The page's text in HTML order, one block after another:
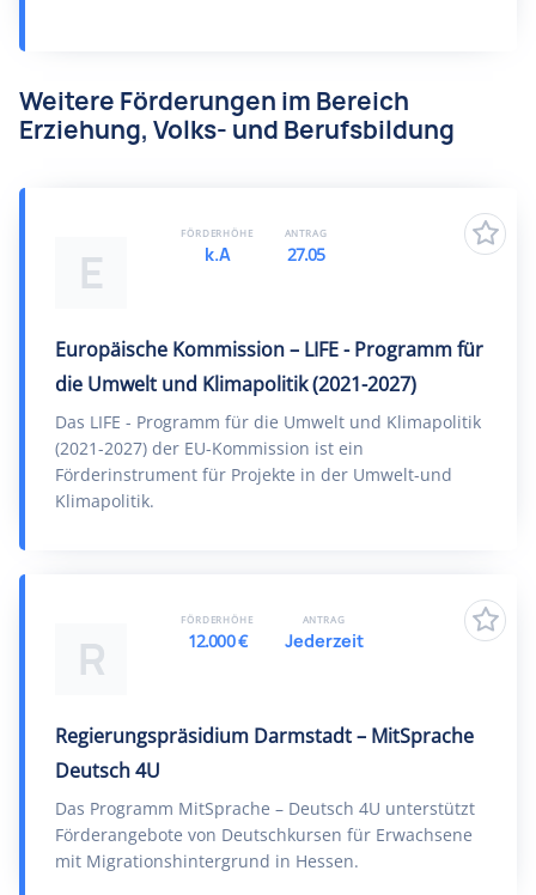
Weitere Förderungen im Bereich
Erziehung, Volks- und Berufsbildung
E
Europäische Kommission – LIFE - Programm für
die Umwelt und Klimapolitik (2021-2027)
Das LIFE - Programm für die Umwelt und Klimapolitik
(2021-2027) der EU-Kommission ist ein
Förderinstrument für Projekte in der Umwelt-und
Klimapolitik.
FÖRDERHÖHE
k.A
ANTRAG
27.05
R
Regierungspräsidium Darmstadt – MitSprache
Deutsch 4U
Das Programm MitSprache – Deutsch 4U unterstützt
Förderangebote von Deutschkursen für Erwachsene
mit Migrationshintergrund in Hessen.
FÖRDERHÖHE
12.000 €
ANTRAG
Jederzeit